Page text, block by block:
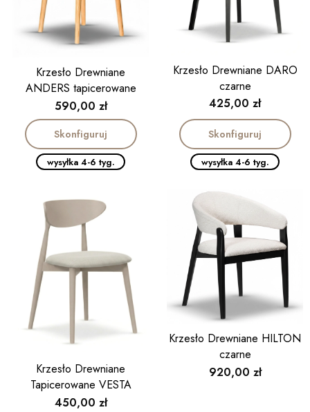
Krzesło Drewniane
ANDERS tapicerowane
kolor dąb
Cena
590,00 zł
Skonfiguruj
wysyłka 4-6 tyg.
Krzesło Drewniane DARO
czarne
Cena
425,00 zł
Skonfiguruj
wysyłka 4-6 tyg.
Krzesło Drewniane
Tapicerowane VESTA
kaszmir/biały
Cena
450,00 zł
Krzesło Drewniane HILTON
czarne
Cena
920,00 zł